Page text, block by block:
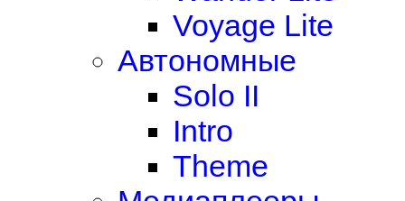
Voyage Lite
Автономные
Solo II
Intro
Theme